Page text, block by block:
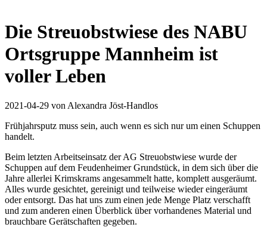
Die Streuobstwiese des NABU
Ortsgruppe Mannheim ist
voller Leben
2021-04-29 von Alexandra Jöst-Handlos
Frühjahrsputz muss sein, auch wenn es sich nur um einen Schuppen
handelt.
Beim letzten Arbeitseinsatz der AG Streuobstwiese wurde der
Schuppen auf dem Feudenheimer Grundstück, in dem sich über die
Jahre allerlei Krimskrams angesammelt hatte, komplett ausgeräumt.
Alles wurde gesichtet, gereinigt und teilweise wieder eingeräumt
oder entsorgt. Das hat uns zum einen jede Menge Platz verschafft
und zum anderen einen Überblick über vorhandenes Material und
brauchbare Gerätschaften gegeben.